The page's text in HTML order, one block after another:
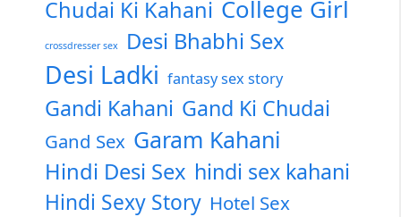
Chudai Ki Kahani College Girl
crossdresser sex Desi Bhabhi Sex
Desi Ladki fantasy sex story
Gandi Kahani Gand Ki Chudai
Gand Sex Garam Kahani
Hindi Desi Sex hindi sex kahani
Hindi Sexy Story Hotel Sex